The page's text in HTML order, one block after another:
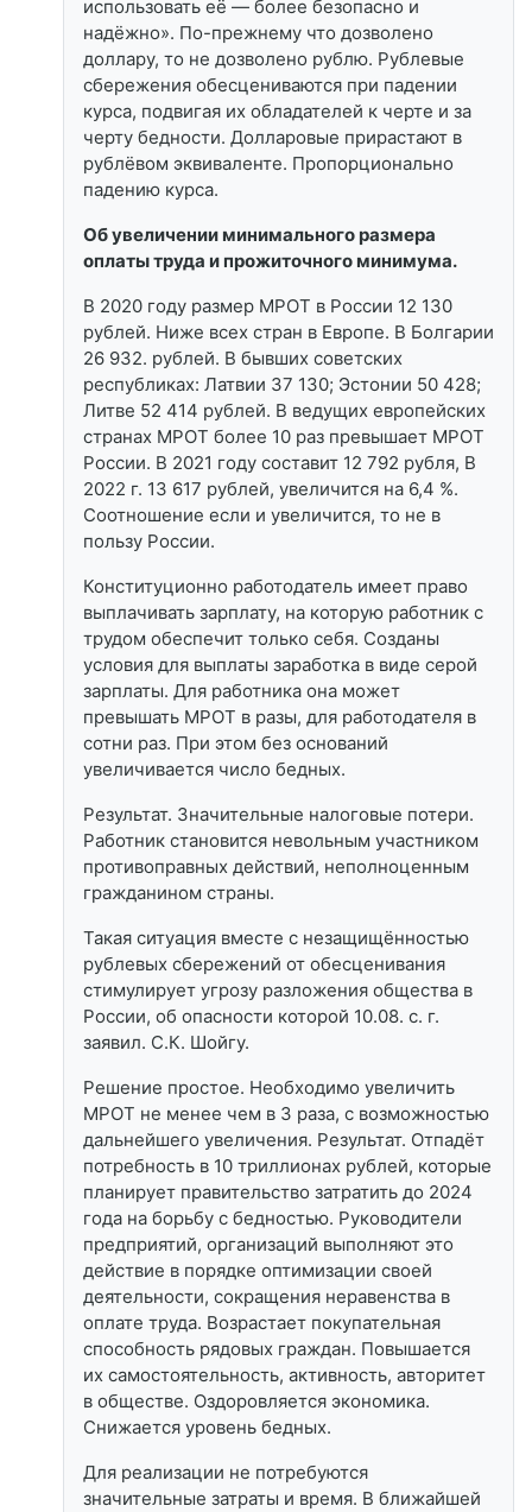
использовать её — более безопасно и
надёжно». По-прежнему что дозволено
доллару, то не дозволено рублю. Рублевые
сбережения обесцениваются при падении
курса, подвигая их обладателей к черте и за
черту бедности. Долларовые прирастают в
рублёвом эквиваленте. Пропорционально
падению курса.
Об увеличении минимального размера
оплаты труда и прожиточного минимума.
В 2020 году размер МРОТ в России 12 130
рублей. Ниже всех стран в Европе. В Болгарии
26 932. рублей. В бывших советских
республиках: Латвии 37 130; Эстонии 50 428;
Литве 52 414 рублей. В ведущих европейских
странах МРОТ более 10 раз превышает МРОТ
России. В 2021 году составит 12 792 рубля, В
2022 г. 13 617 рублей, увеличится на 6,4 %.
Соотношение если и увеличится, то не в
пользу России.
Конституционно работодатель имеет право
выплачивать зарплату, на которую работник с
трудом обеспечит только себя. Созданы
условия для выплаты заработка в виде серой
зарплаты. Для работника она может
превышать МРОТ в разы, для работодателя в
сотни раз. При этом без оснований
увеличивается число бедных.
Результат. Значительные налоговые потери.
Работник становится невольным участником
противоправных действий, неполноценным
гражданином страны.
Такая ситуация вместе с незащищённостью
рублевых сбережений от обесценивания
стимулирует угрозу разложения общества в
России, об опасности которой 10.08. с. г.
заявил. С.К. Шойгу.
Решение простое. Необходимо увеличить
МРОТ не менее чем в 3 раза, с возможностью
дальнейшего увеличения. Результат. Отпадёт
потребность в 10 триллионах рублей, которые
планирует правительство затратить до 2024
года на борьбу с бедностью. Руководители
предприятий, организаций выполняют это
действие в порядке оптимизации своей
деятельности, сокращения неравенства в
оплате труда. Возрастает покупательная
способность рядовых граждан. Повышается
их самостоятельность, активность, авторитет
в обществе. Оздоровляется экономика.
Снижается уровень бедных.
Для реализации не потребуются
значительные затраты и время. В ближайшей